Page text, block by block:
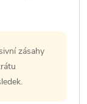
zásahy